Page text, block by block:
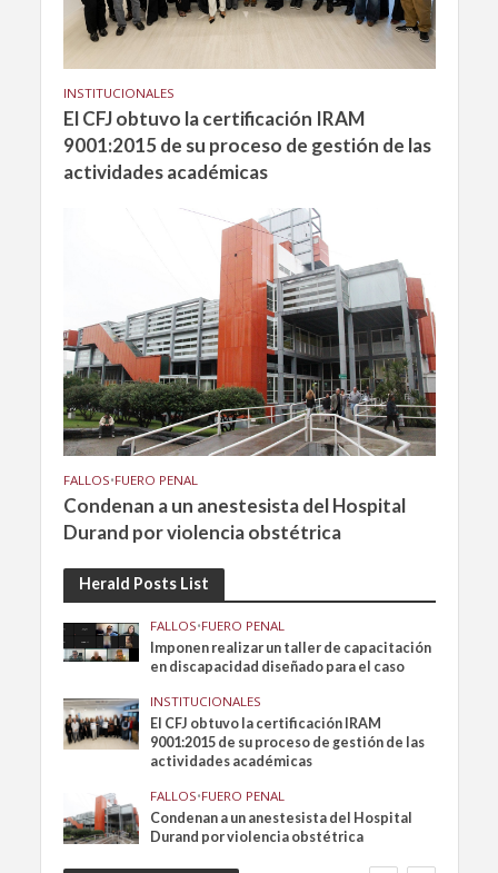
INSTITUCIONALES
El CFJ obtuvo la certificación IRAM
9001:2015 de su proceso de gestión de las
actividades académicas
FALLOS•FUERO PENAL
Condenan a un anestesista del Hospital
Durand por violencia obstétrica
Herald Posts List
FALLOS•FUERO PENAL
Imponen realizar un taller de capacitación
en discapacidad diseñado para el caso
INSTITUCIONALES
El CFJ obtuvo la certificación IRAM
9001:2015 de su proceso de gestión de las
actividades académicas
FALLOS•FUERO PENAL
Condenan a un anestesista del Hospital
Durand por violencia obstétrica